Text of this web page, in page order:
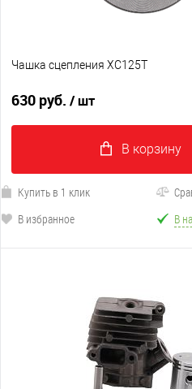
Чашка сцепления XC125T
630 руб. / шт
В корзину
Купить в 1 клик
В избранное
В